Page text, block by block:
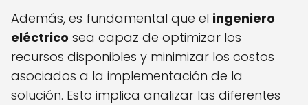
Además, es fundamental que el ingeniero
eléctrico sea capaz de optimizar los
recursos disponibles y minimizar los costos
asociados a la implementación de la
solución. Esto implica analizar las diferentes